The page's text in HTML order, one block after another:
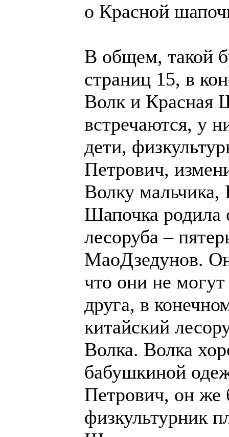
о Красной
В общем, такой
страниц 15, в
Волк и Красная
встречаются, у
дети,
Петрович,
Волку мальчика,
Шапочка родила
лесоруба –
МаоДзедунов.
что они не
друга, в
китайский
Волка. Волка
бабушкиной
Петрович, он
физкультурник